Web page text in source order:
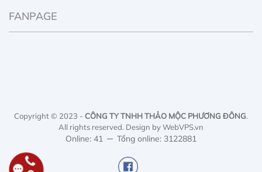
FANPAGE
Copyright © 2023 - CÔNG TY TNHH THẢO MỘC PHƯƠNG ĐÔNG.
All rights reserved. Design by WebVPS.vn
Online: 41 Tổng online: 3122881